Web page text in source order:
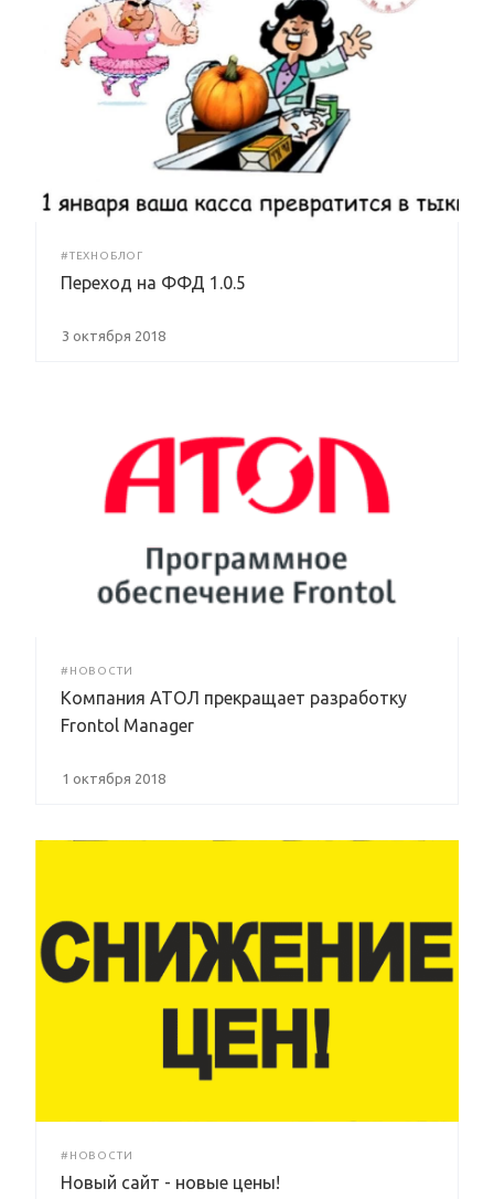
#ТЕХНОБЛОГ
Переход на ФФД 1.0.5
3 октября 2018
#НОВОСТИ
Компания АТОЛ прекращает разработку
Frontol Manager
1 октября 2018
#НОВОСТИ
Новый сайт - новые цены!